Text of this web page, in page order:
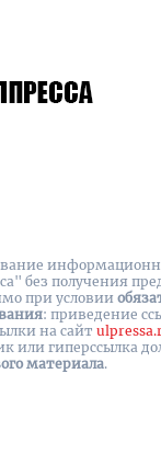
без получения
при условии
: приведение
на cайт
или гиперссылка
материала.